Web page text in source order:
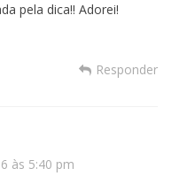
pela dica!! Adorei!
Responder
às 5:40 pm